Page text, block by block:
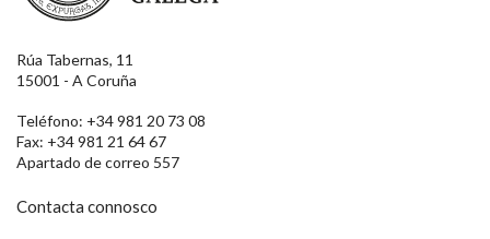
Rúa Tabernas, 11
15001 - A Coruña
Teléfono: +34 981 20 73 08
Fax: +34 981 21 64 67
Apartado de correo 557
Contacta connosco